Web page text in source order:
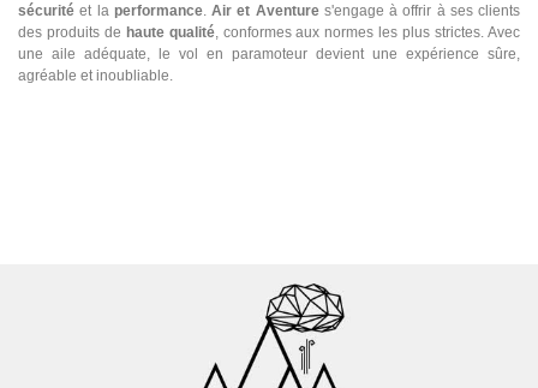
sécurité et la performance. Air et Aventures'engage à offrir à ses clients
des produits de haute qualité, conformes aux normes les plus strictes. Avec
une aile adéquate, le vol en paramoteur devient une expérience sûre,
agréable et inoubliable.